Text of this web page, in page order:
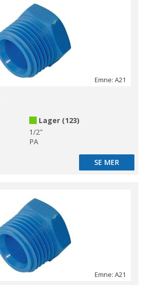
Emne: A21
Lager (123)
1/2"
PA
SE MER
SE MER
Emne: A21